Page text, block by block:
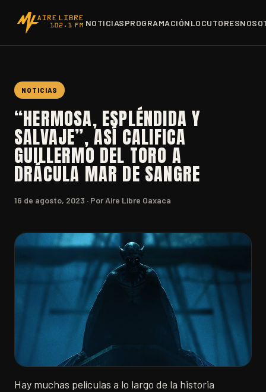
NOTICIASPROGRAMACIÓNLOCUTORES
NOTICIAS
“HERMOSA, ESPLÉNDIDA Y
SALVAJE”, ASÍ CALIFICA
GUILLERMO DEL TORO A
DRÁCULA MAR DE SANGRE
16 de agosto, 2023 · Por Aire Libre Oaxaca
Hay muchas películas a lo largo de la historia